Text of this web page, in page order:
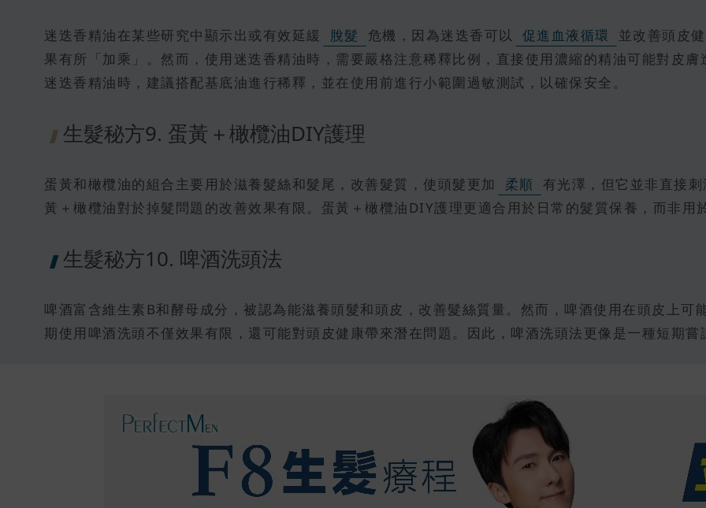
迷迭香精油在某些研究中顯示出或有效延緩 脫髮 危機，因為迷迭香可以 促進血液循環
並改善頭皮
果有所「加乘」。然而，使用迷迭香精油時，需要嚴格注意稀釋比例，直接使用濃縮的精油可能對皮
迷迭香精油時，建議搭配基底油進行稀釋，並在使用前進行小範圍過敏測試，以確保安全。
生髮秘方9. 蛋黃＋橄欖油DIY護理
蛋黃和橄欖油的組合主要用於滋養髮絲和髮尾，改善髮質，使頭髮更加 柔順
有光澤，但它並非直接
黃＋橄欖油對於掉髮問題的改善效果有限。蛋黃＋橄欖油DIY護理更適合用於日常的髮質保養，而非用
生髮秘方10. 啤酒洗頭法
啤酒富含維生素B和酵母成分，被認為能滋養頭髮和頭皮，改善髮絲質量。然而，啤酒使用在頭皮上
期使用啤酒洗頭不僅效果有限，還可能對頭皮健康帶來潛在問題。因此，啤酒洗頭法更像是一種短期